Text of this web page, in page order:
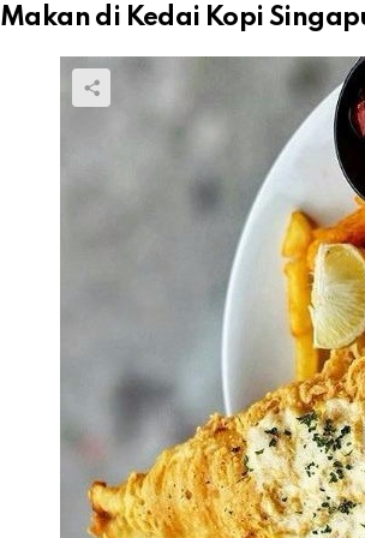
Makan di Kedai Kopi